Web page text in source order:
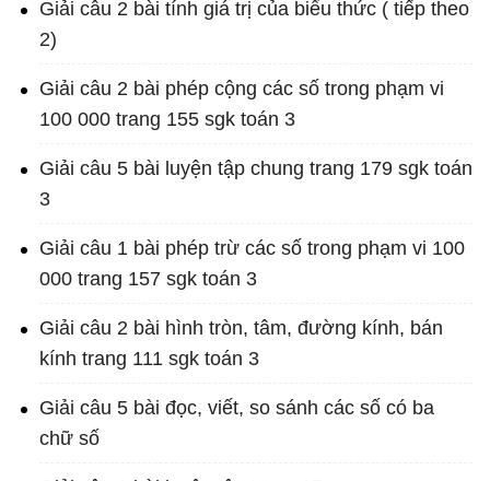
Giải câu 2 bài tính giá trị của biểu thức ( tiếp theo
2)
Giải câu 2 bài phép cộng các số trong phạm vi
100 000 trang 155 sgk toán 3
Giải câu 5 bài luyện tập chung trang 179 sgk toán
3
Giải câu 1 bài phép trừ các số trong phạm vi 100
000 trang 157 sgk toán 3
Giải câu 2 bài hình tròn, tâm, đường kính, bán
kính trang 111 sgk toán 3
Giải câu 5 bài đọc, viết, so sánh các số có ba
chữ số